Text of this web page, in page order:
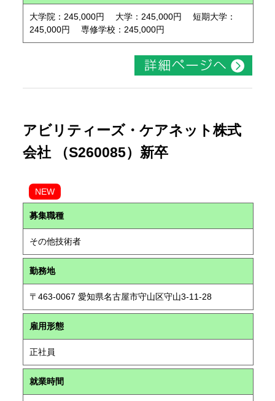
大学院：245,000円 大学：245,000円 短期大学：
245,000円 専修学校：245,000円
アビリティーズ・ケアネット株式
会社 （S260085）新卒
NEW
募集職種
その他技術者
勤務地
〒463-0067 愛知県名古屋市守山区守山3-11-28
雇用形態
正社員
就業時間